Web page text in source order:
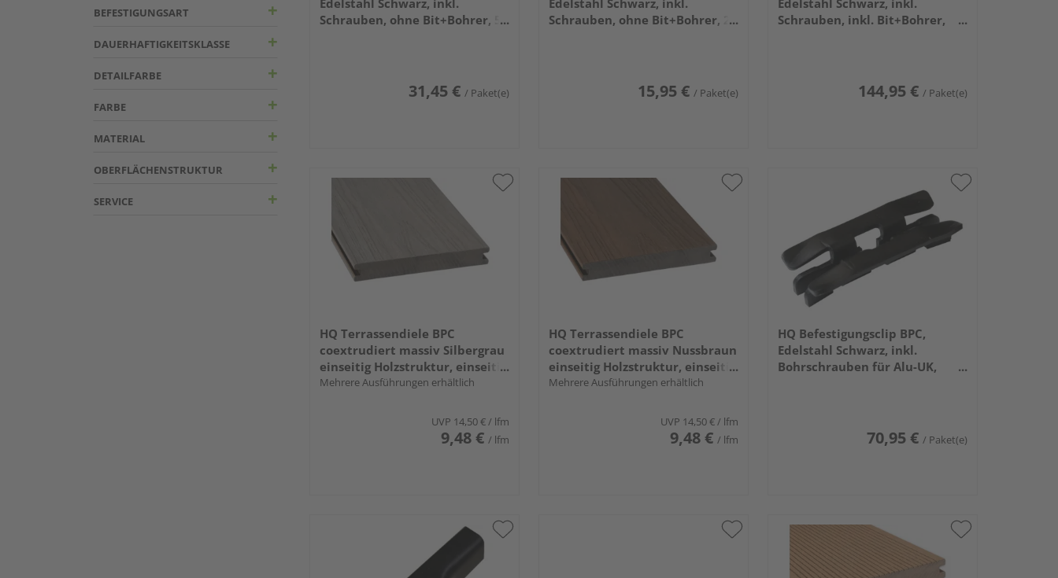
BEFESTIGUNGSART
DAUERHAFTIGKEITSKLASSE
DETAILFARBE
FARBE
MATERIAL
OBERFLÄCHENSTRUKTUR
SERVICE
Schrauben, ohne Bit+Bohrer, 50
31,45 € / Paket(e)
Schrauben, ohne Bit+Bohrer, 25
15,95 € / Paket(e)
Schrauben, inkl. Bit+Bohrer,
144,95 € / Paket(e)
HQ Terrassendiele BPC
coextrudiert massiv Silbergrau
einseitig Holzstruktur, einseitig
individuell strukturiert,
Mehrere Ausführungen erhältlich
UVP 14,50 €/ lfm
9,48 € / lfm
HQ Terrassendiele BPC
coextrudiert massiv Nussbraun
einseitig Holzstruktur, einseitig
individuell strukturiert,
Mehrere Ausführungen erhältlich
UVP 14,50 €/ lfm
9,48 € / lfm
HQ Befestigungsclip BPC,
Edelstahl Schwarz, inkl.
Bohrschrauben für Alu-UK,
70,95 € / Paket(e)